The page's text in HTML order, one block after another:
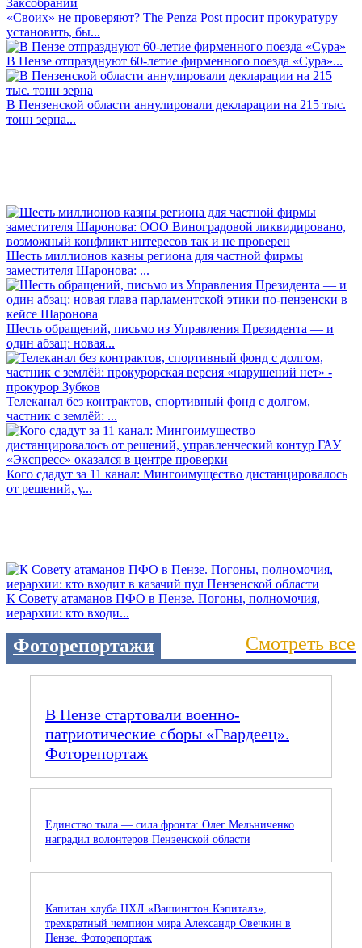
«Своих» не проверяют? The Penza Post просит прокуратуру
установить, бы...
В Пензе отпразднуют 60-летие фирменного поезда «Сура»...
В Пензенской области аннулировали декларации на 215 тыс.
тонн зерна...
Шесть миллионов казны региона для частной фирмы
заместителя Шаронова: ...
Шесть обращений, письмо из Управления Президента — и
один абзац: новая...
Телеканал без контрактов, спортивный фонд с долгом,
частник с землёй: ...
Кого сдадут за 11 канал: Мингоимущество дистанцировалось
от решений, у...
К Совету атаманов ПФО в Пензе. Погоны, полномочия,
иерархии: кто входи...
Фоторепортажи Смотреть все
В Пензе стартовали военно-
патриотические сборы «Гвардеец».
Фоторепортаж
Единство тыла — сила фронта: Олег Мельниченко
наградил волонтеров Пензенской области
Капитан клуба НХЛ «Вашингтон Кэпиталз»,
трехкратный чемпион мира Александр Овечкин в
Пензе. Фоторепортаж